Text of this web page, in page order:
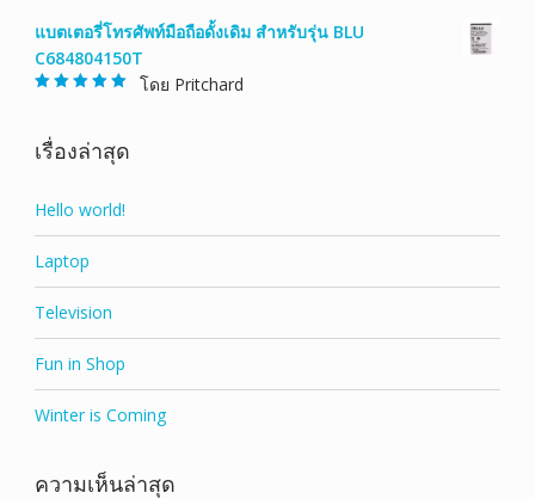
คะแนน
แบตเตอรี่โทรศัพท์มือถือดั้งเดิม สำหรับรุ่น BLU
C684804150T
โดย Pritchard
เรื่องล่าสุด
Hello world!
Laptop
Television
Fun in Shop
Winter is Coming
ความเห็นล่าสุด